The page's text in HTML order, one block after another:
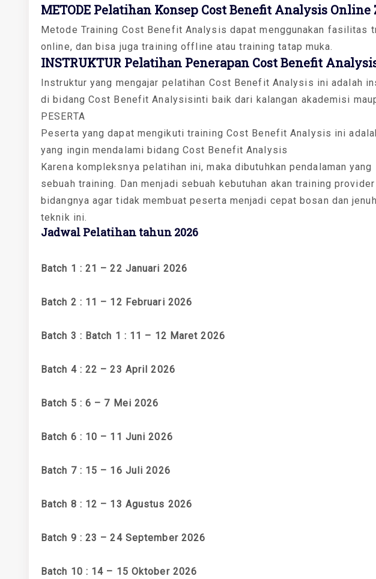
METODE Pelatihan Konsep Cost Benefit Analysis Online
Metode Training Cost Benefit Analysis dapat menggunakan fasilitas
online, dan bisa juga training offline atau training tatap muka.
INSTRUKTUR Pelatihan Penerapan Cost Benefit
Instruktur yang mengajar pelatihan Cost Benefit Analysis ini adalah
di bidang Cost Benefit Analysisinti baik dari kalangan akademisi
PESERTA
Peserta yang dapat mengikuti training Cost Benefit Analysis ini
yang ingin mendalami bidang Cost Benefit Analysis
Karena kompleksnya pelatihan ini, maka dibutuhkan pendalaman
sebuah training. Dan menjadi sebuah kebutuhan akan training
bidangnya agar tidak membuat peserta menjadi cepat bosan dan
teknik ini.
Jadwal Pelatihan tahun 2026
Batch 1 : 21 – 22 Januari 2026
Batch 2 : 11 – 12 Februari 2026
Batch 3 : Batch 1 : 11 – 12 Maret 2026
Batch 4 : 22 – 23 April 2026
Batch 5 : 6 – 7 Mei 2026
Batch 6 : 10 – 11 Juni 2026
Batch 7 : 15 – 16 Juli 2026
Batch 8 : 12 – 13 Agustus 2026
Batch 9 : 23 – 24 September 2026
Batch 10 : 14 – 15 Oktober 2026